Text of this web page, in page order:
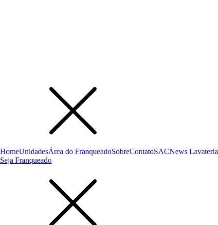
HomeUnidadesÁrea do FranqueadoSobreContatoSACNews Lavateria
Seja Franqueado